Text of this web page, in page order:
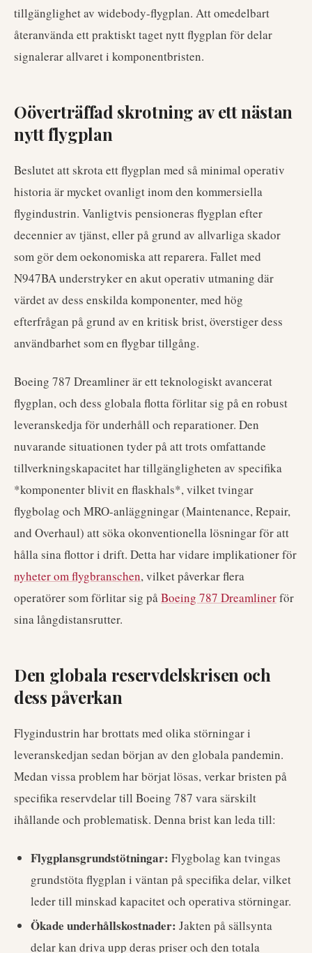
tillgänglighet av widebody-flygplan. Att omedelbart
återanvända ett praktiskt taget nytt flygplan för delar
signalerar allvaret i komponentbristen.
Oöverträffad skrotning av ett nästan
nytt flygplan
Beslutet att skrota ett flygplan med så minimal operativ
historia är mycket ovanligt inom den kommersiella
flygindustrin. Vanligtvis pensioneras flygplan efter
decennier av tjänst, eller på grund av allvarliga skador
som gör dem oekonomiska att reparera. Fallet med
N947BA understryker en akut operativ utmaning där
värdet av dess enskilda komponenter, med hög
efterfrågan på grund av en kritisk brist, överstiger dess
användbarhet som en flygbar tillgång.
Boeing 787 Dreamliner är ett teknologiskt avancerat
flygplan, och dess globala flotta förlitar sig på en robust
leveranskedja för underhåll och reparationer. Den
nuvarande situationen tyder på att trots omfattande
tillverkningskapacitet har tillgängligheten av specifika
*komponenter blivit en flaskhals*, vilket tvingar
flygbolag och MRO-anläggningar (Maintenance, Repair,
and Overhaul) att söka okonventionella lösningar för att
hålla sina flottor i drift. Detta har vidare implikationer för
nyheter om flygbranschen, vilket påverkar flera
operatörer som förlitar sig påBoeing 787 Dreamlinerför
sina långdistansrutter.
Den globala reservdelskrisen och
dess påverkan
Flygindustrin har brottats med olika störningar i
leveranskedjan sedan början av den globala pandemin.
Medan vissa problem har börjat lösas, verkar bristen på
specifika reservdelar till Boeing 787 vara särskilt
ihållande och problematisk. Denna brist kan leda till:
Flygplansgrundstötningar: Flygbolag kan tvingas
grundstöta flygplan i väntan på specifika delar, vilket
leder till minskad kapacitet och operativa störningar.
Ökade underhållskostnader: Jakten på sällsynta
delar kan driva upp deras priser och den totala